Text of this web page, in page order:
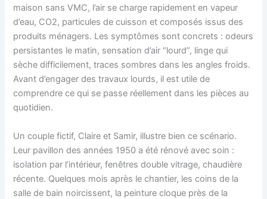
maison sans VMC, l’air se charge rapidement en vapeur
d’eau, CO2, particules de cuisson et composés issus des
produits ménagers. Les symptômes sont concrets : odeurs
persistantes le matin, sensation d’air “lourd”, linge qui
sèche difficilement, traces sombres dans les angles froids.
Avant d’engager des travaux lourds, il est utile de
comprendre ce qui se passe réellement dans les pièces au
quotidien.
Un couple fictif, Claire et Samir, illustre bien ce scénario.
Leur pavillon des années 1950 a été rénové avec soin :
isolation par l’intérieur, fenêtres double vitrage, chaudière
récente. Quelques mois après le chantier, les coins de la
salle de bain noircissent, la peinture cloque près de la